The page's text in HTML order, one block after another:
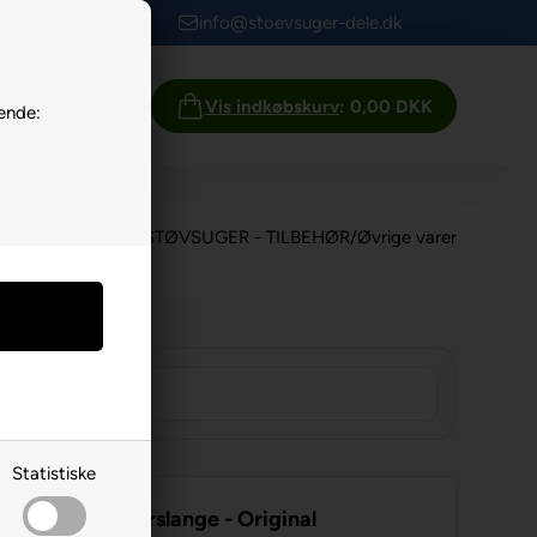
Statistiske
info@stoevsuger-dele.dk
Vis indkøbskurv: 0,00 DKK
CENTRALSTØVSUGER - TILBEHØR/Øvrige varer
støvsugerslange - Original